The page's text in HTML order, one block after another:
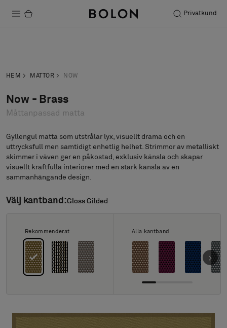
Privatkund
Hållbarhet
Installation
Underhåll
Designsamarbeten
Stories
Kontakta oss
Pattern Tile Tool
Image & Material Bank
HEM MATTOR NOW
Now - Brass
Måttanpassad matta
Gyllengul matta som utstrålar lyx, visuellt drama och en
uttrycksfull men samtidigt enhetlig helhet. Strimmor av metalliskt
skimmer i väven ger en påkostad, exklusiv känsla och skapar
visuellt kraftfulla interiörer med en stark känsla av en
sammanhängande design.
Välj kantband:Gloss Gilded
Gloss Gilded
Rekommenderat Alla kantband